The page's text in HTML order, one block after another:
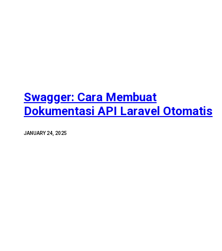
Swagger: Cara Membuat
Dokumentasi API Laravel Otomatis
JANUARY 24, 2025